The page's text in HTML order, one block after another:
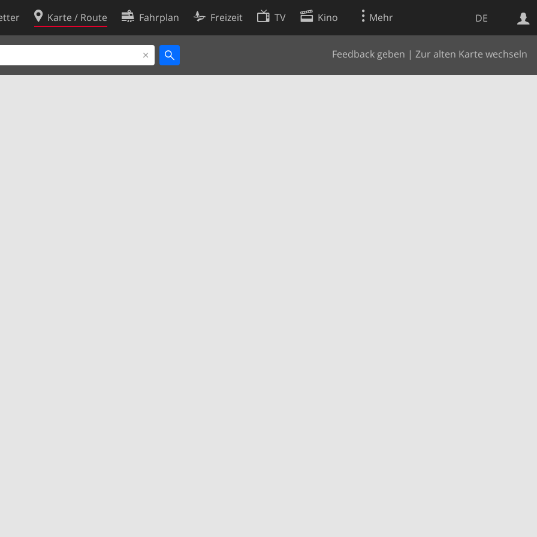
DE
Karte / Route Fahrplan Freizeit TV Kino Mehr
Feedback geben | Zur alten Karte wechseln
Websuche
Cookie-Richtlinie
Cookie-Einstellungen